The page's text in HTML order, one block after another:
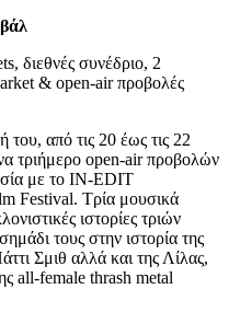
διεθνές συνέδριο, 2
& open-air προβολές
του, από τις 20 έως τις 22
τριήμερο open-air προβολών
με το IN-EDIT
Festival. Τρία μουσικά
ιστορίες τριών
τους στην ιστορία της
Σμιθ αλλά και της Λίλας,
all-female thrash metal